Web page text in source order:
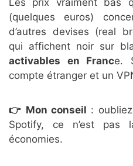
(quelques euros)
d’autres devises (real
qui affichent noir sur
activables en France.
compte étranger et un
👉 Mon conseil :
Spotify, ce n’est pas
économies.